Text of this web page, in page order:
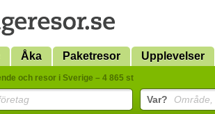
Åka Paketresor Upplevelser
och resor i Sverige – 4 865 st
Var?